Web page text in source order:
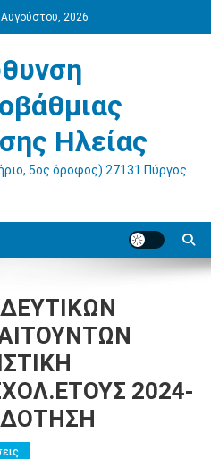
2026
Ηλείας
5ος όροφος) 27131 Πύργος
2024-